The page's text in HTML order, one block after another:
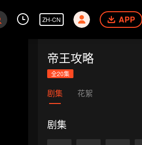
ZH-CN APP
帝王攻略
全20集
剧集 花絮
剧集